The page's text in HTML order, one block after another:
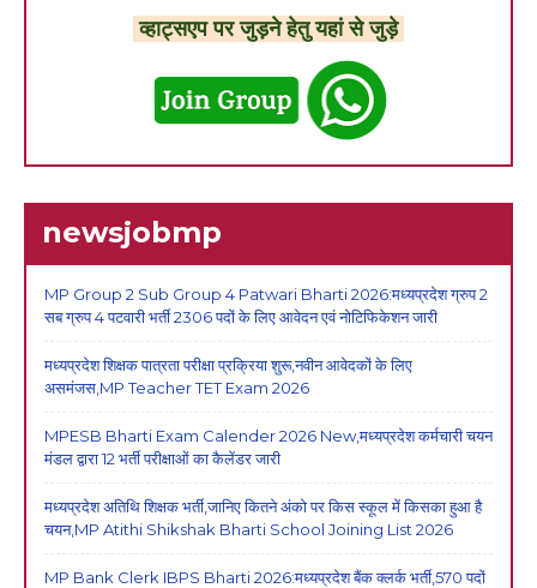
व्हाट्सएप पर जुड़ने हेतु यहां से जुड़े
newsjobmp
MP Group 2 Sub Group 4 Patwari Bharti 2026:मध्यप्रदेश ग्रुप 2
सब ग्रुप 4 पटवारी भर्ती 2306 पदों के लिए आवेदन एवं नोटिफिकेशन जारी
मध्यप्रदेश शिक्षक पात्रता परीक्षा प्रक्रिया शुरू,नवीन आवेदकों के लिए
असमंजस,MP Teacher TET Exam 2026
MPESB Bharti Exam Calender 2026 New,मध्यप्रदेश कर्मचारी चयन
मंडल द्वारा 12 भर्ती परीक्षाओं का कैलेंडर जारी
मध्यप्रदेश अतिथि शिक्षक भर्ती,जानिए कितने अंको पर किस स्कूल में किसका हुआ है
चयन,MP Atithi Shikshak Bharti School Joining List 2026
MP Bank Clerk IBPS Bharti 2026:मध्यप्रदेश बैंक क्लर्क भर्ती,570 पदों